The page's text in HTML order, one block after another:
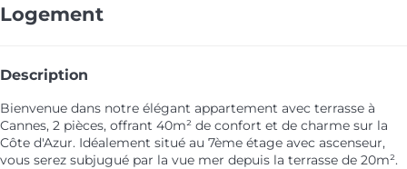
Logement
Description
Bienvenue dans notre élégant appartement avec terrasse à
Cannes, 2 pièces, offrant 40m² de confort et de charme sur la
Côte d'Azur. Idéalement situé au 7ème étage avec ascenseur,
vous serez subjugué par la vue mer depuis la terrasse de 20m².